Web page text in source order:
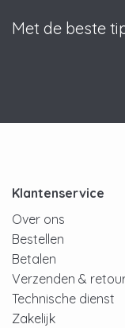
Met de beste
Klantenservice
Over ons
Bestellen
Betalen
Verzenden &
Technische dienst
Zakelijk